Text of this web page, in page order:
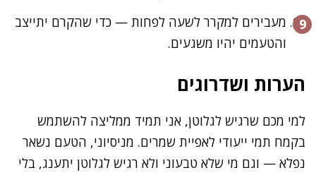
מעבירים למקרר לשעה לפחות — כדי שהקרם יתייצב
והטעמים יהיו משגעים.
הערות ושדרוגים
למי מכם שרגיש לגלוטן, אני תמיד ממליצה להשתמש
בקמח תמי ייעודי לאפיית שמרים. מניסיוני, הטעם נשאר
נפלא — וגם מי שלא טבעוני ולא רגיש לגלוטן יתענג, בלי